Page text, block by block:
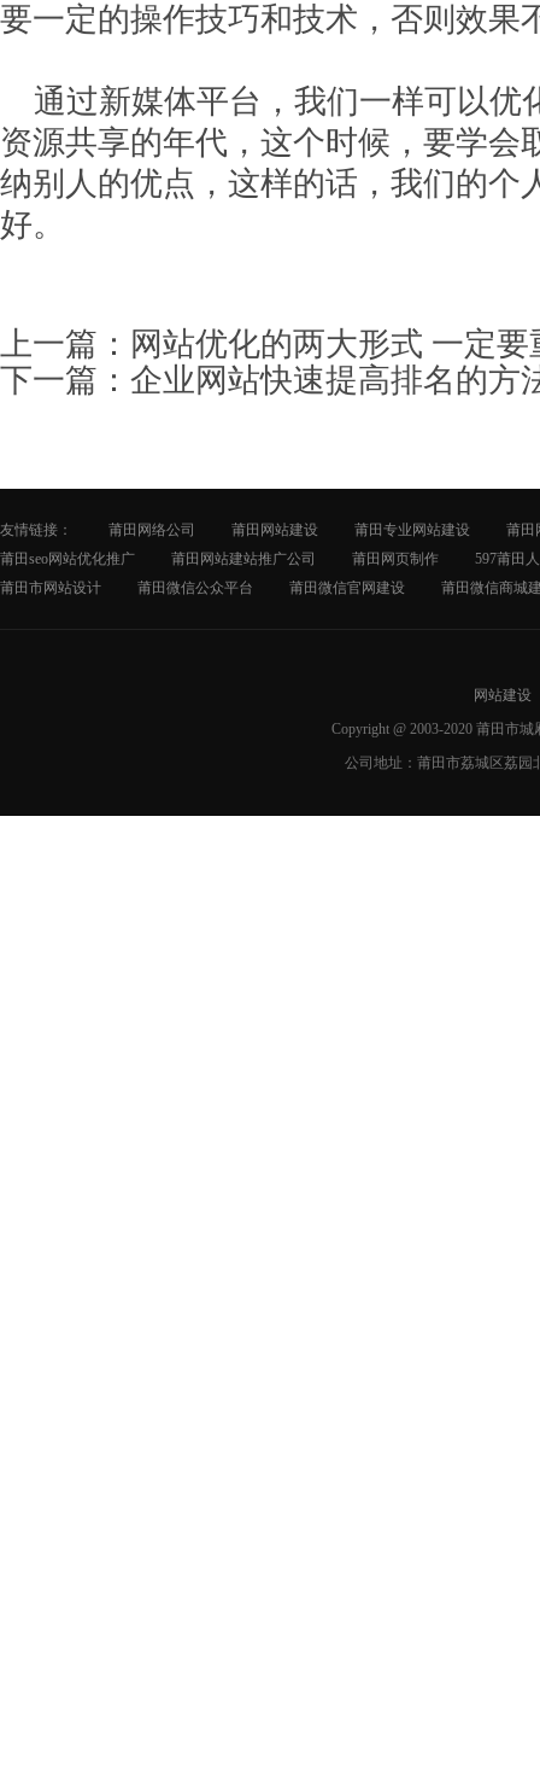
要一定的操作技巧和技术，否则效果
通过新媒体平台，我们一样可以优
资源共享的年代，这个时候，要学会
纳别人的优点，这样的话，我们的个
好。
上一篇： 网站优化的两大形式 一定要
下一篇： 企业网站快速提高排名的方
友情链接： 莆田网络公司 莆田网站建设 莆田专业网站建设
莆田
莆田seo网站优化推广
莆田网站建站推广公司 莆田网页制作
597莆田
莆田市网站设计
莆田微信公众平台 莆田微信官网建设 莆田微信商城
网站建设
Copyright @ 2003-2020 莆田市
公司地址：莆田市荔城区荔